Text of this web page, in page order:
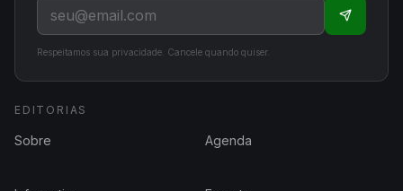
Respeitamos sua privacidade. Cancele quando quiser.
EDITORIAS
Sobre Agenda